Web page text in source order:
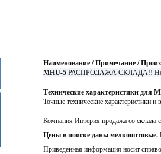
Наименование / Примечание /
MHU-5 РАСПРОДАЖА СКЛАДА!! Не
Технические характеристики для
Точные технические характеристики
Компания Интерия продажа со склада
Цены в поиске даны мелкооптовые.
Приведенная информация носит